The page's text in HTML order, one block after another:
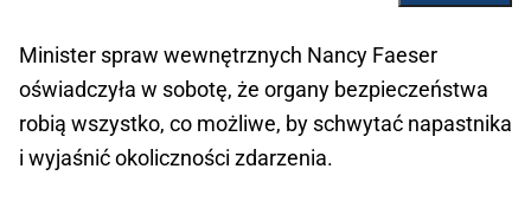
Minister spraw wewnętrznych Nancy Faeser
oświadczyła w sobotę, że organy bezpieczeństwa
robią wszystko, co możliwe, by schwytać napastnika
i wyjaśnić okoliczności zdarzenia.